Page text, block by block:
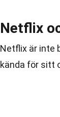
Netflix
Netflix är inte
kända för sitt